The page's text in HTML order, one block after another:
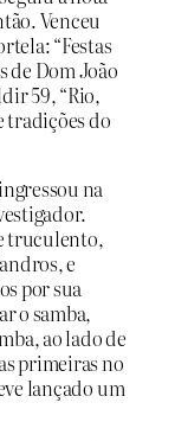
Venceu
“Festas
de Dom João
59, “Rio,
tradições do
na
truculento,
e
por sua
o samba,
ao lado de
primeiras no
lançado um